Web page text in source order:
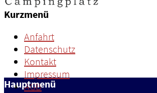
Kurzmenü
Anfahrt
Datenschutz
Kontakt
Impressum
AGB
Hauptmenü